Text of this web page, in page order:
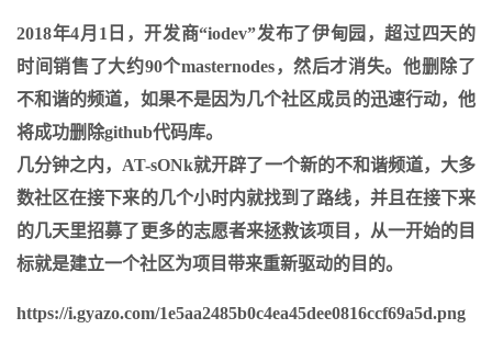
2018年4月1日，开发商“iodev”发布了伊甸园，超过四天的
时间销售了大约90个masternodes，然后才消失。他删除了
不和谐的频道，如果不是因为几个社区成员的迅速行动，他
将成功删除github代码库。
几分钟之内，AT-sONk就开辟了一个新的不和谐频道，大多
数社区在接下来的几个小时内就找到了路线，并且在接下来
的几天里招募了更多的志愿者来拯救该项目，从一开始的目
标就是建立一个社区为项目带来重新驱动的目的。
https://i.gyazo.com/1e5aa2485b0c4ea45dee0816ccf69a5d.png